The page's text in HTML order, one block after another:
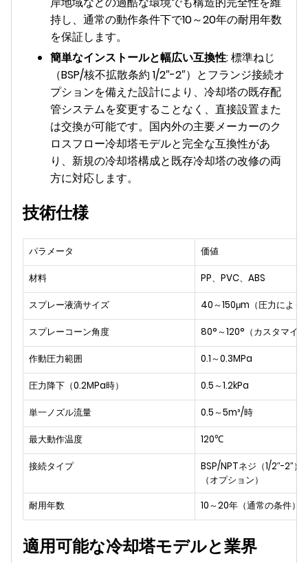
持し、通常の動作条件下で10～20年の耐用年数
を保証します。
簡単なインストールと幅広い互換性: 標準ねじ
（BSP/核不拡散条約 1/2″-2″）とフランジ接続オ
プションを備えた設計により、冷却塔の既存配
管システムを変更することなく、直接設置また
は交換が可能です。国内外の主要メーカーのク
ロスフロー冷却塔モデルと完全な互換性があ
り、新規の冷却塔構成と既存冷却塔の改修の両
方に対応します。
技術仕様
パラメータ 価値
材料 PP、PVC、ABS
スプレー液滴サイズ 40～150μm（圧力により
スプレーコーン角度 80°～120°（カスタマイ
作動圧力範囲 0.1～0.3MPa
圧力降下（0.2MPa時） 0.5～1.2kPa
単一ノズル流量 0.5～5m³/時
最大動作温度 120℃
接続タイプ
BSP/NPTネジ（1/2″-2″）
（オプション）
耐用年数
10～20年（通常の条件）
適用可能な冷却塔モデルと業界